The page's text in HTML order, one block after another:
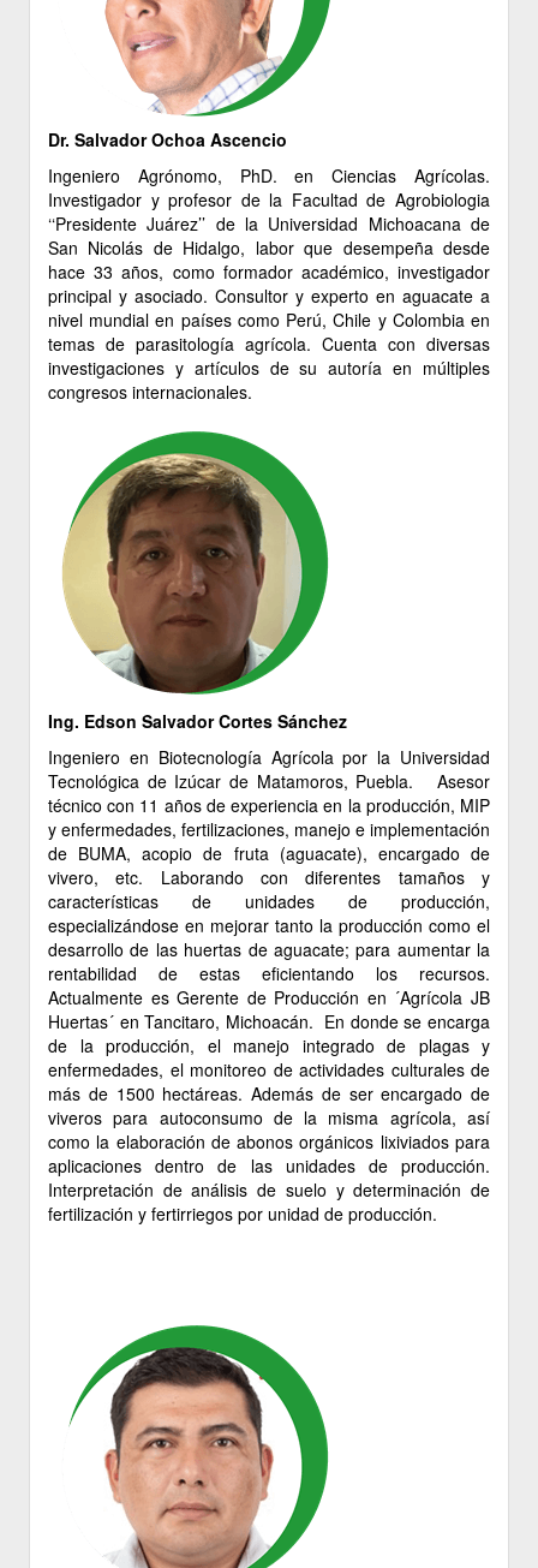
Dr. Salvador Ochoa Ascencio
Ingeniero Agrónomo, PhD. en Ciencias Agrícolas.
Investigador y profesor de la Facultad de Agrobiologia
‘‘Presidente Juárez’’ de la Universidad Michoacana de
San Nicolás de Hidalgo, labor que desempeña desde
hace 33 años, como formador académico, investigador
principal y asociado. Consultor y experto en aguacate a
nivel mundial en países como Perú, Chile y Colombia en
temas de parasitología agrícola. Cuenta con diversas
investigaciones y artículos de su autoría en múltiples
congresos internacionales.
Ing. Edson Salvador Cortes Sánchez
Ingeniero en Biotecnología Agrícola por la Universidad
Tecnológica de Izúcar de Matamoros, Puebla. Asesor
técnico con 11 años de experiencia en la producción, MIP
y enfermedades, fertilizaciones, manejo e implementación
de BUMA, acopio de fruta (aguacate), encargado de
vivero, etc. Laborando con diferentes tamaños y
características de unidades de producción,
especializándose en mejorar tanto la producción como el
desarrollo de las huertas de aguacate; para aumentar la
rentabilidad de estas eficientando los recursos.
Actualmente es Gerente de Producción en ´Agrícola JB
Huertas´ en Tancitaro, Michoacán. En donde se encarga
de la producción, el manejo integrado de plagas y
enfermedades, el monitoreo de actividades culturales de
más de 1500 hectáreas. Además de ser encargado de
viveros para autoconsumo de la misma agrícola, así
como la elaboración de abonos orgánicos lixiviados para
aplicaciones dentro de las unidades de producción.
Interpretación de análisis de suelo y determinación de
fertilización y fertirriegos por unidad de producción.